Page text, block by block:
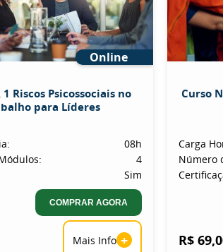
Online
1 Riscos Psicossociais no
para Líderes
08h
4
Sim
COMPRAR AGORA
Mais Info +
Curso
Carga
Número
R$